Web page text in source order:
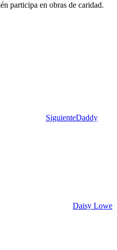
participa en obras de caridad.
SiguienteDaddy
Daisy Lowe